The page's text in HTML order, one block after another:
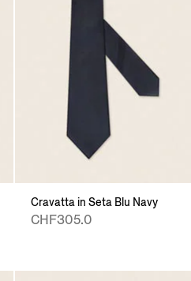
Cravatta in Seta Blu Navy
CHF305.0